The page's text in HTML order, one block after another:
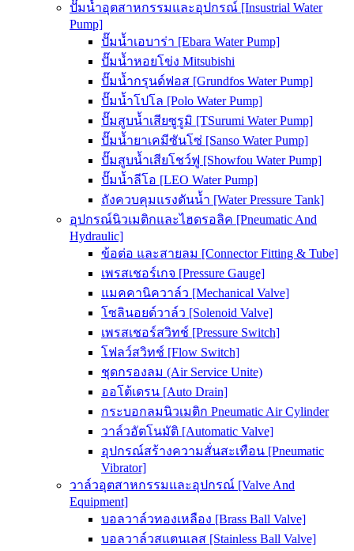
ปั๊มน้ำอุตสาหกรรมและอุปกรณ์ [Insustrial Water
Pump]
ปั๊มน้ำเอบาร่า [Ebara Water Pump]
ปั๊มน้ำหอยโข่ง Mitsubishi
ปั๊มน้ำกรุนด์ฟอส [Grundfos Water Pump]
ปั๊มน้ำโปโล [Polo Water Pump]
ปั๊มสูบน้ำเสียซูรูมิ [TSurumi Water Pump]
ปั๊มน้ำยาเคมีซันโซ่ [Sanso Water Pump]
ปั๊มสูบน้ำเสียโชว์ฟู [Showfou Water Pump]
ปั๊มน้ำลีโอ [LEO Water Pump]
ถังควบคุมแรงดันน้ำ [Water Pressure Tank]
อุปกรณ์นิวเมติกและไฮดรอลิค [Pneumatic And
Hydraulic]
ข้อต่อ และสายลม [Connector Fitting & Tube]
เพรสเชอร์เกจ [Pressure Gauge]
แมคคานิควาล์ว [Mechanical Valve]
โซลินอยด์วาล์ว [Solenoid Valve]
เพรสเชอร์สวิทช์ [Pressure Switch]
โฟลว์สวิทช์ [Flow Switch]
ชุดกรองลม (Air Service Unite)
ออโต้เดรน [Auto Drain]
กระบอกลมนิวเมติก Pneumatic Air Cylinder
วาล์วอัตโนมัติ [Automatic Valve]
อุปกรณ์สร้างความสั่นสะเทือน [Pneumatic
Vibrator]
วาล์วอุตสาหกรรมและอุปกรณ์ [Valve And
Equipment]
บอลวาล์วทองเหลือง [Brass Ball Valve]
บอลวาล์วสแตนเลส [Stainless Ball Valve]